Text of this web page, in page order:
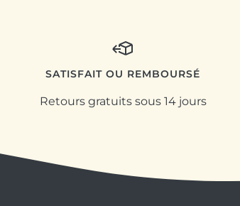
SATISFAIT OU REMBOURSÉ
Retours gratuits sous 14 jours